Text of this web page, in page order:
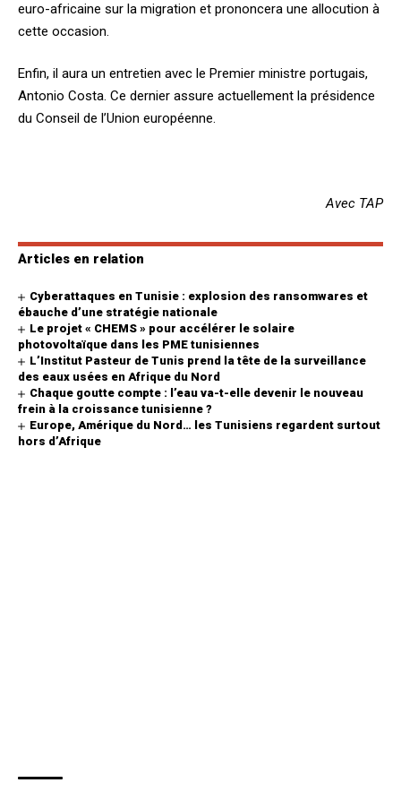
euro-africaine sur la migration et prononcera une allocution à
cette occasion.
Enfin, il aura un entretien avec le Premier ministre portugais,
Antonio Costa. Ce dernier assure actuellement la présidence
du Conseil de l’Union européenne.
Avec TAP
Articles en relation
Cyberattaques en Tunisie : explosion des ransomwares et
ébauche d’une stratégie nationale
Le projet « CHEMS » pour accélérer le solaire
photovoltaïque dans les PME tunisiennes
L’Institut Pasteur de Tunis prend la tête de la surveillance
des eaux usées en Afrique du Nord
Chaque goutte compte : l’eau va-t-elle devenir le nouveau
frein à la croissance tunisienne ?
Europe, Amérique du Nord… les Tunisiens regardent surtout
hors d’Afrique